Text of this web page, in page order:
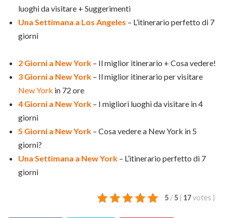
luoghi da visitare + Suggerimenti
Una Settimana a Los Angeles – L’itinerario perfetto di 7
giorni
2 Giorni a New York – Il miglior itinerario + Cosa vedere!
3 Giorni a New York – Il miglior itinerario per visitare
New York in 72 ore
4 Giorni a New York – I migliori luoghi da visitare in 4
giorni
5 Giorni a New York – Cosa vedere a New York in 5
giorni?
Una Settimana a New York – L’itinerario perfetto di 7
giorni
5 / 5 ( 17 votes )